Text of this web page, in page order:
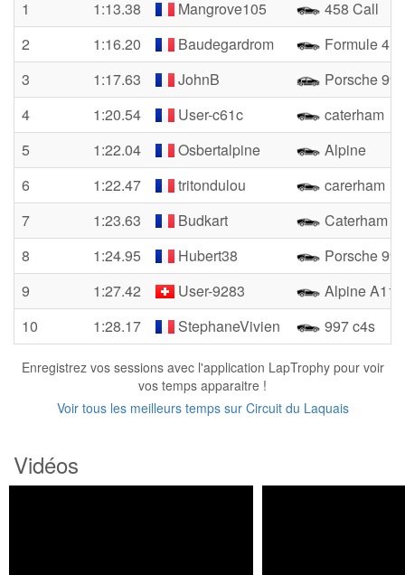
1
1:13.38 Mangrove105
458 Call
2
1:16.20 Baudegardrom
Formule 4
3
1:17.63 JohnB
Porsche
4
1:20.54 User-c61c
caterham
5
1:22.04 Osbertalpine
Alpine
6
1:22.47 tritondulou
carerham
7
1:23.63 Budkart
Caterham
8
1:24.95 Hubert38
Porsche
9
1:27.42 User-9283
Alpine A11
10
1:28.17 StephaneVivien 997 c4s
Enregistrez vos sessions avec l'application LapTrophy pour voir
vos temps apparaitre !
Voir tous les meilleurs temps sur Circuit du Laquais
Vidéos